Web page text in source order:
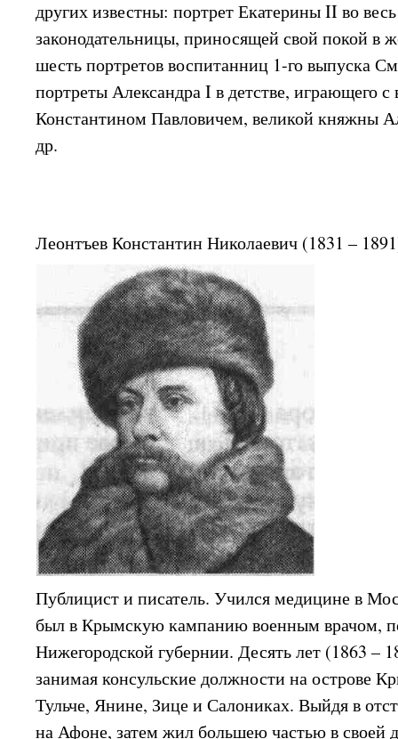
других известны: портрет Екатерины II во
законодательницы, приносящей свой покой в
шесть портретов воспитанниц 1-го выпуска
портреты Александра I в детстве, играющего
Константином Павловичем, великой княжны
др.
Леонтъев Константин Николаевич (1831 –
Публицист и писатель. Учился медицине в
был в Крымскую кампанию военным врачом,
Нижегородской губернии. Десять лет (1863 –
занимая консульские должности на острове
Тульче, Янине, Зице и Салониках. Выйдя в
на Афоне, затем жил большею частью в своей